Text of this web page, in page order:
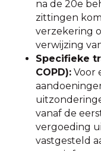
na de 20e
zittingen
verzekering
verwijzing
Specifieke
COPD): Voor
vanaf de
vergoeding
vastgesteld